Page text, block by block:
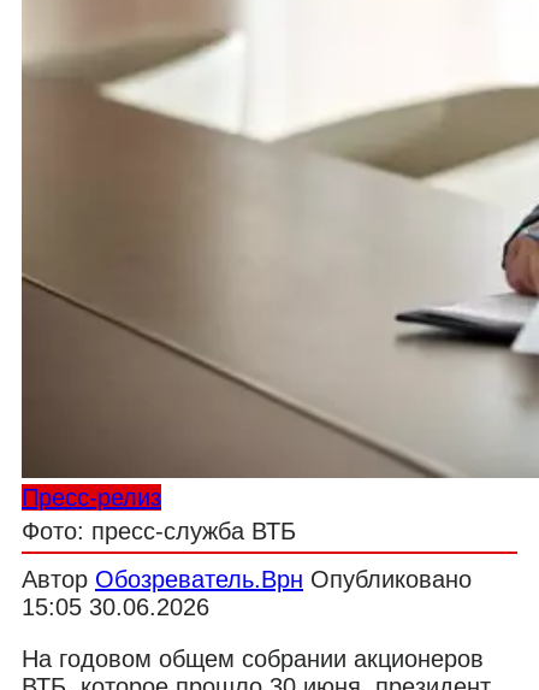
Пресс-релиз
Фото: пресс-служба ВТБ
Автор Обозреватель.Врн Опубликовано
15:05 30.06.2026
На годовом общем собрании акционеров